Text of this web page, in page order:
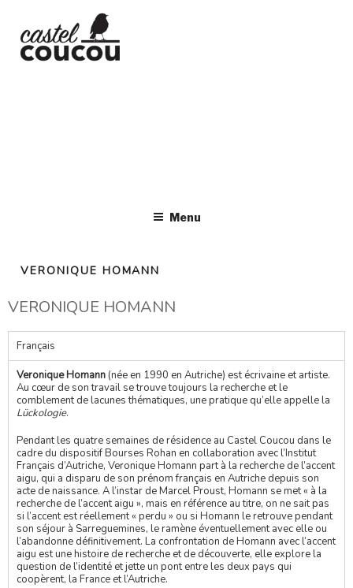
Menu
VERONIQUE HOMANN
VERONIQUE HOMANN
Français
Veronique Homann (née en 1990 en Autriche) est écrivaine et artiste.
Au cœur de son travail se trouve toujours la recherche et le
comblement de lacunes thématiques, une pratique qu’elle appelle la
Lückologie.
Pendant les quatre semaines de résidence au Castel Coucou dans le
cadre du dispositif Bourses Rohan en collaboration avec l’Institut
Français d’Autriche, Veronique Homann part à la recherche de l’accent
aigu, qui a disparu de son prénom français en Autriche depuis son
acte de naissance. A l’instar de Marcel Proust, Homann se met « à la
recherche de l’accent aigu », mais en référence au titre, on ne sait pas
si l’accent est réellement « perdu » ou si Homann le retrouve pendant
son séjour à Sarreguemines, le ramène éventuellement avec elle ou
l’abandonne définitivement. La confrontation de Homann avec l’accent
aigu est une histoire de recherche et de découverte, elle explore la
question de l’identité et jette un pont entre les deux pays qui
coopèrent, la France et l’Autriche.